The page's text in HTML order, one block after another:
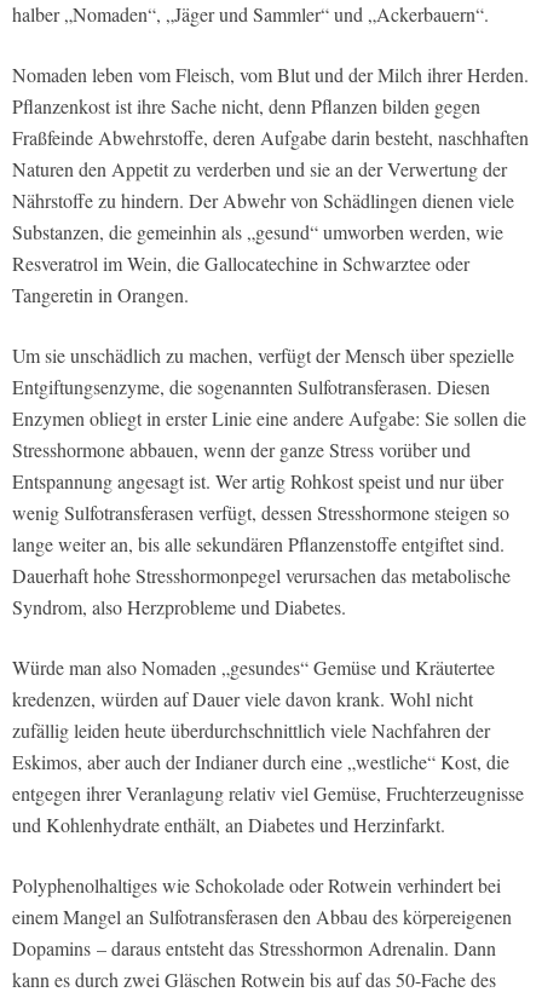
halber „Nomaden“, „Jäger und Sammler“ und „Ackerbauern“.
Nomaden leben vom Fleisch, vom Blut und der Milch ihrer Herden.
Pflanzenkost ist ihre Sache nicht, denn Pflanzen bilden gegen
Fraßfeinde Abwehrstoffe, deren Aufgabe darin besteht, naschhaften
Naturen den Appetit zu verderben und sie an der Verwertung der
Nährstoffe zu hindern. Der Abwehr von Schädlingen dienen viele
Substanzen, die gemeinhin als „gesund“ umworben werden, wie
Resveratrol im Wein, die Gallocatechine in Schwarztee oder
Tangeretin in Orangen.
Um sie unschädlich zu machen, verfügt der Mensch über spezielle
Entgiftungsenzyme, die sogenannten Sulfotransferasen. Diesen
Enzymen obliegt in erster Linie eine andere Aufgabe: Sie sollen die
Stresshormone abbauen, wenn der ganze Stress vorüber und
Entspannung angesagt ist. Wer artig Rohkost speist und nur über
wenig Sulfotransferasen verfügt, dessen Stresshormone steigen so
lange weiter an, bis alle sekundären Pflanzenstoffe entgiftet sind.
Dauerhaft hohe Stresshormonpegel verursachen das metabolische
Syndrom, also Herzprobleme und Diabetes.
Würde man also Nomaden „gesundes“ Gemüse und Kräutertee
kredenzen, würden auf Dauer viele davon krank. Wohl nicht
zufällig leiden heute überdurchschnittlich viele Nachfahren der
Eskimos, aber auch der Indianer durch eine „westliche“ Kost, die
entgegen ihrer Veranlagung relativ viel Gemüse, Fruchterzeugnisse
und Kohlenhydrate enthält, an Diabetes und Herzinfarkt.
Polyphenolhaltiges wie Schokolade oder Rotwein verhindert bei
einem Mangel an Sulfotransferasen den Abbau des körpereigenen
Dopamins – daraus entsteht das Stresshormon Adrenalin. Dann
kann es durch zwei Gläschen Rotwein bis auf das 50-Fache des